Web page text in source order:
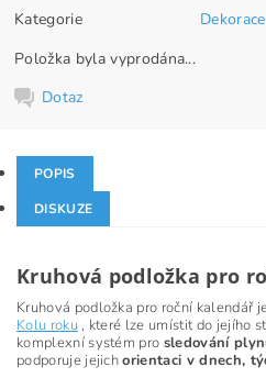
Kategorie
Položka byla vyprodána...
Dotaz
POPIS
DISKUZE
Kruhová podložka pro
Kruhová podložka pro roční kalendář
Kolu roku, které lze umístit do jejího
komplexní systém pro sledování
podporuje jejichorientaci v dnech,